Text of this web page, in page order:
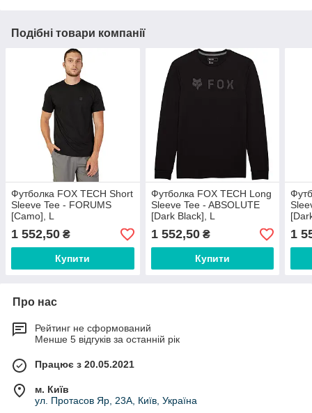
Подібні товари компанії
Футболка FOX TECH Short
Sleeve Tee - FORUMS
[Camo], L
1 552,50 ₴
Купити
Футболка FOX TECH Long
Sleeve Tee - ABSOLUTE
[Dark Black], L
1 552,50₴
Купити
1
Про нас
Рейтинг не сформований
Менше 5 відгуків за останній рік
Працює з 20.05.2021
м. Київ
ул. Протасов Яр, 23А, Київ, Україна